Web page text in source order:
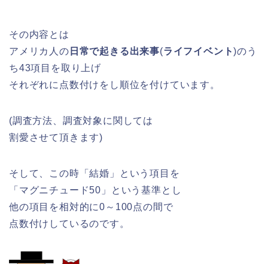
その内容とは
アメリカ人の 日常で起きる出来事(ライフイベント)のう
ち43項目を取り上げ
それぞれに点数付けをし順位を付けています。
(調査方法、調査対象に関しては
割愛させて頂きます)
そして、この時「結婚」という項目を
「マグニチュード50」という基準とし
他の項目を相対的に0～100点の間で
点数付けしているのです。